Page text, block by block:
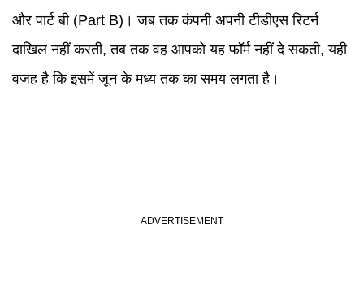
और पार्ट बी (Part B)। जब तक कंपनी अपनी टीडीएस रिटर्न
दाखिल नहीं करती, तब तक वह आपको यह फॉर्म नहीं दे सकती, यही
वजह है कि इसमें जून के मध्य तक का समय लगता है।